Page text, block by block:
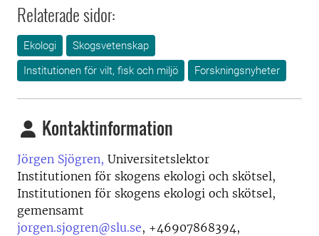
Relaterade sidor:
Ekologi
Skogsvetenskap
Institutionen för vilt, fisk och miljö
Forskningsnyheter
Kontaktinformation
Jörgen Sjögren, Universitetslektor
Institutionen för skogens ekologi och skötsel,
Institutionen för skogens ekologi och skötsel,
gemensamt
jorgen.sjogren@slu.se, +46907868394,